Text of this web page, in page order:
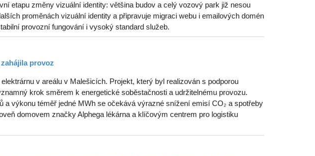
etapu změny vizuální identity: většina budov a celý vozový park již nesou
proměnách vizuální identity a připravuje migraci webu i emailových domén
provozní fungování i vysoký standard služeb.
provoz
v areálu v Malešicích. Projekt, který byl realizován s podporou
krok směrem k energetické soběstačnosti a udržitelnému provozu.
a výkonu téměř jedné MWh se očekává výrazné snížení emisí CO₂ a spotřeby
domovem značky Alphega lékárna a klíčovým centrem pro logistiku